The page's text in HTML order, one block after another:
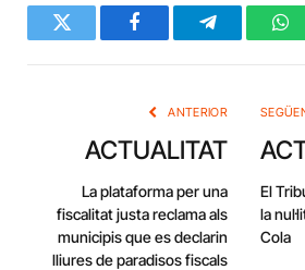
Twitter FacebookTelegram
ANTERIOR
ACTUALITAT
La plataforma per una
fiscalitat justa reclama als
municipis que es declarin
lliures de paradisos fiscals
El
la
Cola